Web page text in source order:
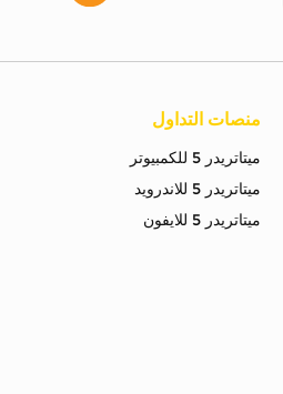
منصات التداول
ميتاتريدر 5 للكمبيوتر
ميتاتريدر 5 للاندرويد
ميتاتريدر 5 للايفون